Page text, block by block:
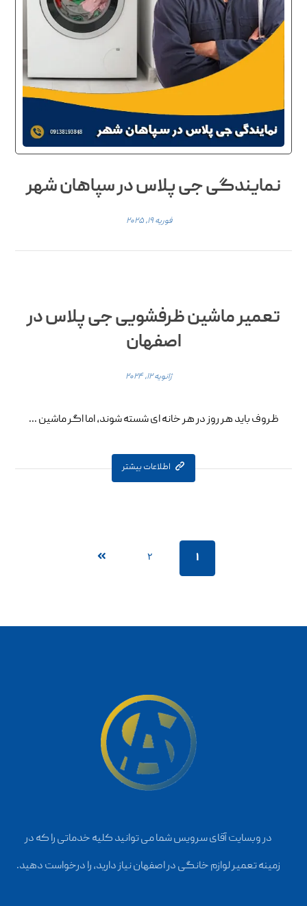
نمایندگی جی پلاس در سپاهان شهر
فوریه ۱۹, ۲۰۲۵
تعمیر ماشین ظرفشویی جی پلاس در
اصفهان
ژانویه ۱۲, ۲۰۲۴
ظروف باید هر روز در هر خانه ای شسته شوند، اما اگر ماشین ...
اطلاعات بیشتر
۱ ۲
در وبسایت آقای سرویس شما می توانید کلیه خدماتی را که در
زمینه تعمیر لوازم خانگی در اصفهان نیاز دارید، را درخواست دهید.